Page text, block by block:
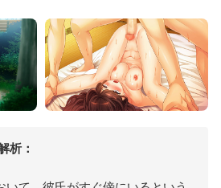
析：